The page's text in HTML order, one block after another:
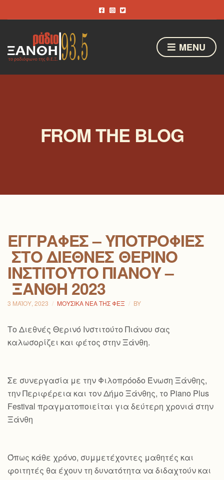
MENU
FROM THE BLOG
ΕΓΓΡΑΦΈΣ – ΥΠΟΤΡΟΦΊΕΣ
ΣΤΟ ΔΙΕΘΝΈΣ ΘΕΡΙΝΌ
ΙΝΣΤΙΤΟΎΤΟ ΠΙΆΝΟΥ –
ΞΆΝΘΗ 2023
3 ΜΑΪ́ΟΥ, 2023 ΜΟΥΣΙΚΆ ΝΈΑ ΤΗΣ ΦΕΞ BY
Το Διεθνές Θερινό Ινστιτούτο Πιάνου σας
καλωσορίζει και φέτος στην Ξάνθη.
Σε συνεργασία με την Φιλοπρόοδο Ένωση Ξάνθης,
την Περιφέρεια και τον Δήμο Ξάνθης, το Piano Plus
Festival πραγματοποιείται για δεύτερη χρονιά στην
Ξάνθη
Όπως κάθε χρόνο, συμμετέχοντες μαθητές και
φοιτητές θα έχουν τη δυνατότητα να διδαχτούν και